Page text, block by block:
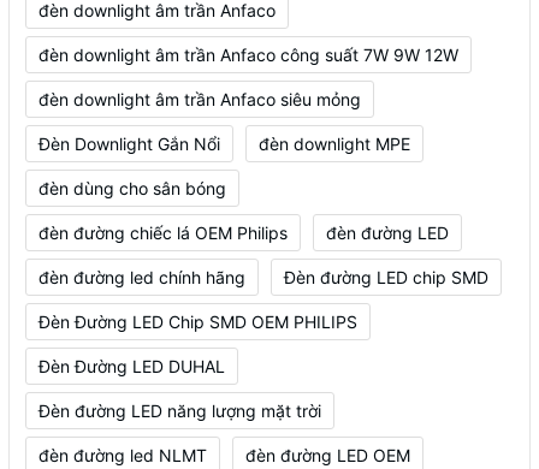
đèn downlight âm trần Anfaco
đèn downlight âm trần Anfaco công suất 7W 9W 12W
đèn downlight âm trần Anfaco siêu mỏng
Đèn Downlight Gắn Nổi đèn downlight MPE
đèn dùng cho sân bóng
đèn đường chiếc lá OEM Philips đèn đường LED
đèn đường led chính hãng Đèn đường LED chip SMD
Đèn Đường LED Chip SMD OEM PHILIPS
Đèn Đường LED DUHAL
Đèn đường LED năng lượng mặt trời
đèn đường led NLMT đèn đường LED OEM